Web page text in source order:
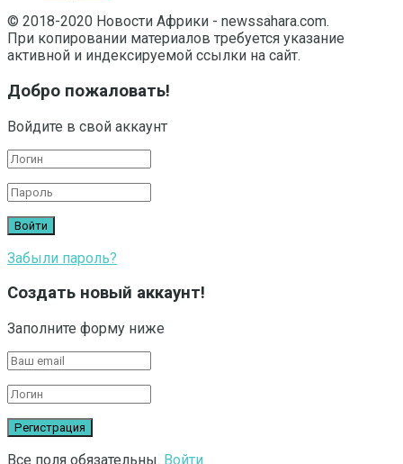
© 2018-2020 Новости Африки - newssahara.com.
При копировании материалов требуется указание
активной и индексируемой ссылки на сайт.
Добро пожаловать!
Войдите в свой аккаунт
Забыли пароль?
Создать новый аккаунт!
Заполните форму ниже
Все поля обязательны. Войти